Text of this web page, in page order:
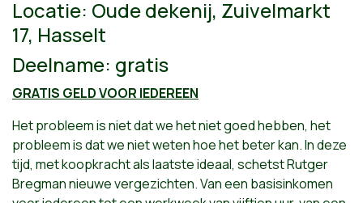
Locatie: Oude dekenij, Zuivelmarkt
17, Hasselt
Deelname: gratis
GRATIS GELD VOOR IEDEREEN
Het probleem is niet dat we het niet goed hebben, het
probleem is dat we niet weten hoe het beter kan. In deze
tijd, met koopkracht als laatste ideaal, schetst Rutger
Bregman nieuwe vergezichten. Van een basisinkomen